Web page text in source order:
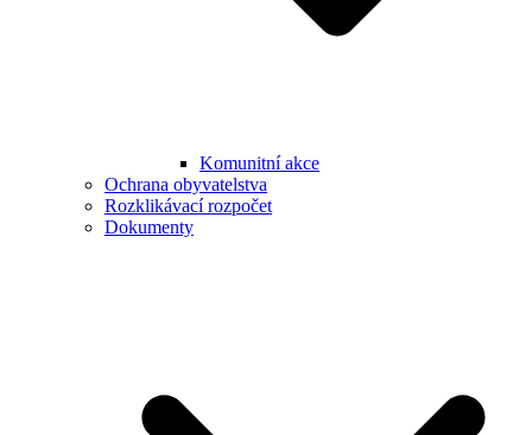
Komunitní akce
Ochrana obyvatelstva
Rozklikávací rozpočet
Dokumenty